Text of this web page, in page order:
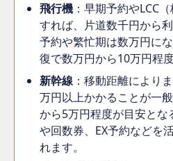
飛行機 ：早期予約やLCC
すれば、片道数千円から
予約や繁忙期は数万円に
復で数万円から10万円程
新幹線 ：移動距離により
万円以上かかることが一
から5万円程度が目安と
や回数券、EX予約などを
れます。